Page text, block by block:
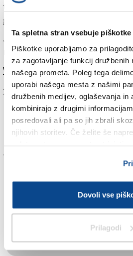
Ta spletna stran vsebuje piškotke
Piškotke uporabljamo za
za zagotavljanje funkcij družbenih
našega prometa. Poleg tega
uporabi našega mesta z našimi
družbenih medijev, oglaševanja in
kombinirajo z drugimi
posredovali ali pa so jih zbrali
njihovih storitev. Če želite še
Dovoli vse
Prilagodi
trenerskem izpitu vendarle
gold,« je dejal Jadranov
Jadran je potrdil vpis v C-ligo
neznank.
Več v današnjem (četrtkovem)
Za branje in pisanje komentarjev
ANDREA MURA